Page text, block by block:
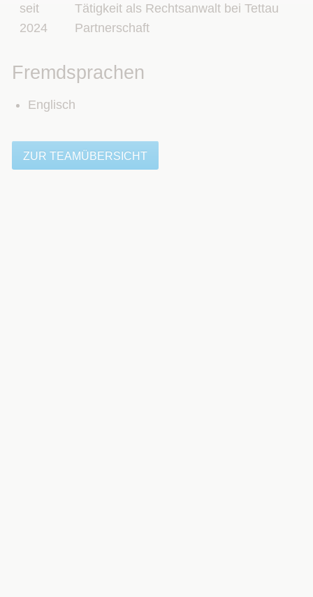
seit
2024
Tätigkeit als Rechtsanwalt bei Tettau
Partnerschaft
Fremdsprachen
Englisch
ZUR TEAMÜBERSICHT